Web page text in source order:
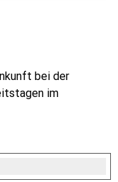
bei der
im